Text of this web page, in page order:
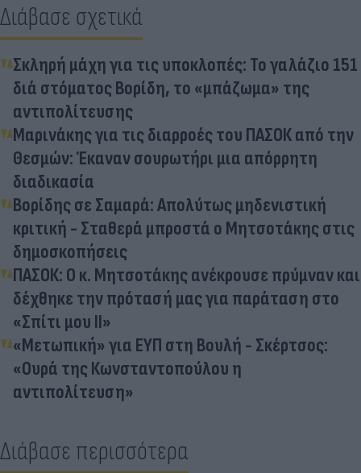
Διάβασε σχετικά
Σκληρή μάχη για τις υποκλοπές: Το γαλάζιο 151
διά στόματος Βορίδη, το «μπάζωμα» της
αντιπολίτευσης
Μαρινάκης για τις διαρροές του ΠΑΣΟΚ από την
Θεσμών: Έκαναν σουρωτήρι μια απόρρητη
διαδικασία
Βορίδης σε Σαμαρά: Απολύτως μηδενιστική
κριτική - Σταθερά μπροστά ο Μητσοτάκης στις
δημοσκοπήσεις
ΠΑΣΟΚ: Ο κ. Μητσοτάκης ανέκρουσε πρύμναν και
δέχθηκε την πρότασή μας για παράταση στο
«Σπίτι μου ΙΙ»
«Μετωπική» για ΕΥΠ στη Βουλή - Σκέρτσος:
«Ουρά της Κωνσταντοπούλου η
αντιπολίτευση»
Διάβασε περισσότερα